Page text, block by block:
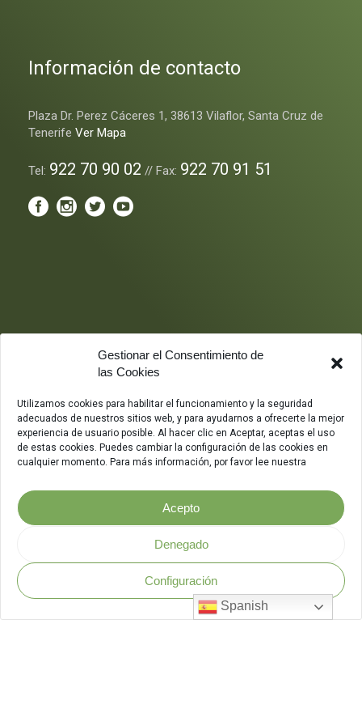
Gestionar el Consentimiento de
las Cookies
Utilizamos cookies para habilitar el funcionamiento y la seguridad
adecuados de nuestros sitios web, y para ayudarnos a ofrecerte la mejor
experiencia de usuario posible. Al hacer clic en Aceptar, aceptas el uso
de estas cookies. Puedes cambiar la configuración de las cookies en
cualquier momento. Para más información, por favor lee nuestra
Acepto
Denegado
Configuración
Información de contacto
Plaza Dr. Perez Cáceres 1, 38613 Vilaflor, Santa Cruz de
Tenerife Ver Mapa
Tel: 922 70 90 02 // Fax: 922 70 91 51
Política de Seguridad
Spanish